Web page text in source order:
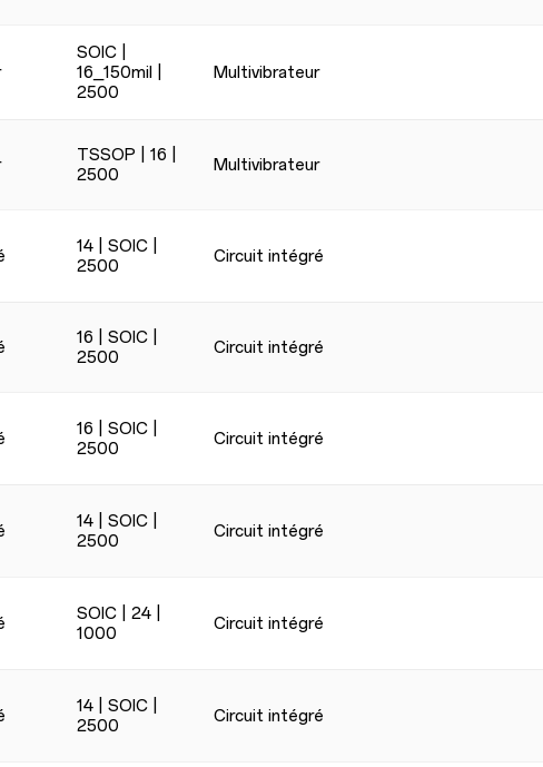
SOIC |
16_150mil |
2500
Multivibrateur
TSSOP | 16 |
2500
Multivibrateur
14 | SOIC |
2500
Circuit intégré
16 | SOIC |
2500
Circuit intégré
16 | SOIC |
2500
Circuit intégré
14 | SOIC |
2500
Circuit intégré
SOIC | 24 |
1000
Circuit intégré
14 | SOIC |
2500
Circuit intégré